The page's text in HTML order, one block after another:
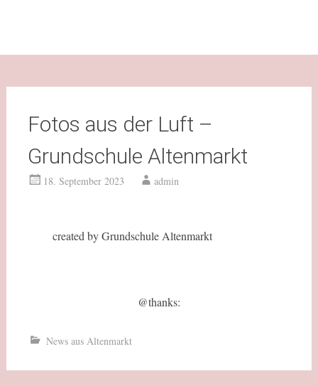
Fotos aus der Luft –
Grundschule Altenmarkt
18. September 2023 admin
created by Grundschule Altenmarkt
@thanks:
News aus Altenmarkt